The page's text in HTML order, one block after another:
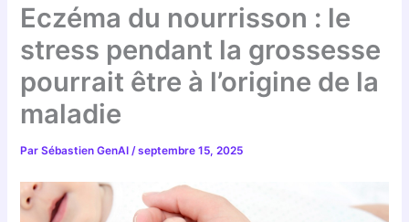
Eczéma du nourrisson : le
stress pendant la grossesse
pourrait être à l’origine de la
maladie
ParSébastien GenAI/septembre 15, 2025